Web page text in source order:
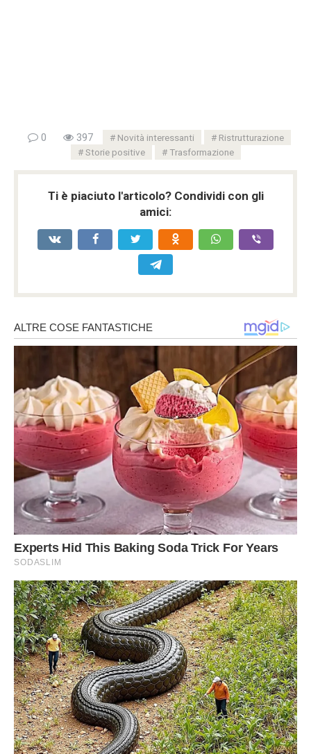
0 397 Novità interessanti
Ristrutturazione
Storie positive
Trasformazione
Ti è piaciuto l'articolo? Condividi con gli
amici: